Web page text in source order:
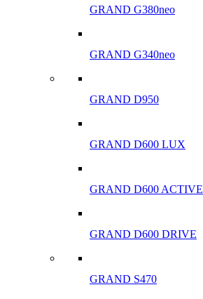
GRAND G380neo
GRAND G340neo
GRAND D950
GRAND D600 LUX
GRAND D600 ACTIVE
GRAND D600 DRIVE
GRAND S470